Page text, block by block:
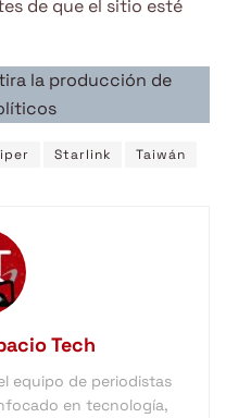
de que el sitio esté
la producción de
Starlink Taiwán
Tech
equipo de periodistas
en tecnología,